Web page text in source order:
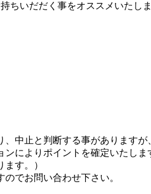
ちいだだく事をオススメいたしま
中止と判断する事があります
によりポイントを確定いたし
す。）
でお問い合わせ下さい。